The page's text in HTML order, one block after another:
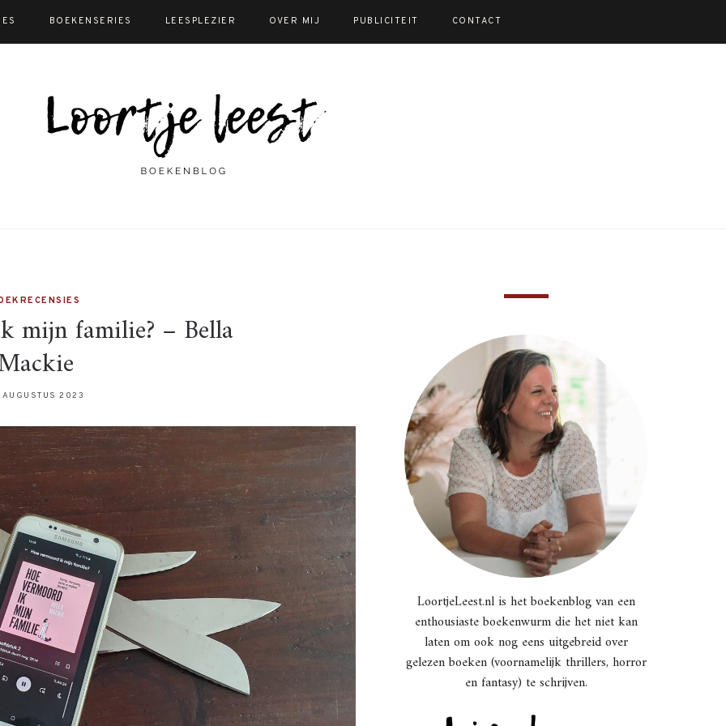
BOEKENSERIES LEESPLEZIER OVER MIJ PUBLICITEIT CONTACT
mijn familie? – Bella
2023
LoortjeLeest.nl is het boekenblog van een
enthousiaste boekenwurm die het niet kan
laten om ook nog eens uitgebreid over
gelezen boeken (voornamelijk thrillers, horror
en fantasy) te schrijven.